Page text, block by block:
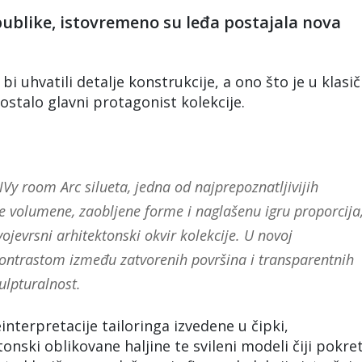
istovremeno su leđa postajala nova
uhvatili detalje konstrukcije, a ono što je u
glavni protagonist kolekcije.
room Arc silueta, jedna od najprepoznatljivijih
volumene, zaobljene forme i naglašenu igru
arhitektonski okvir kolekcije. U novoj
između zatvorenih površina i transparentnih
tailoringa izvedene u čipki,
oblikovane haljine te svileni modeli čiji